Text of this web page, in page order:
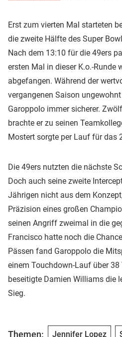
Erst zum vierten Mal starteten
die zweite Hälfte des Super
Nach dem 13:10 für die 49ers
ersten Mal in dieser K.o.-Runde
abgefangen. Während der
vergangenen Saison
Garoppolo immer sicherer.
brachte er zu seinen
Mostert sorgte per Lauf für das
Die 49ers nutzten die nächste
Doch auch seine zweite
Jährigen nicht aus dem
Präzision eines großen
seinen Angriff zweimal in die
Francisco hatte noch die
Pässen fand Garoppolo die
einem Touchdown-Lauf über 38
beseitigte Damien Williams die
Sieg.
Themen: Jennifer Lopez